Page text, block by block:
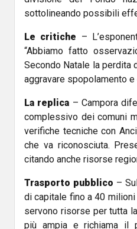
sottolineando possibili
Le critiche –
“Abbiamo fatto
Secondo Natale la perdita
aggravare spopolamento
La replica – Campora
complessivo dei comuni
verifiche tecniche con
che va riconosciuta.
citando anche risorse
Trasporto pubblico –
di capitale fino a 40 milioni
servono risorse per tutta
più ampia e richiama il